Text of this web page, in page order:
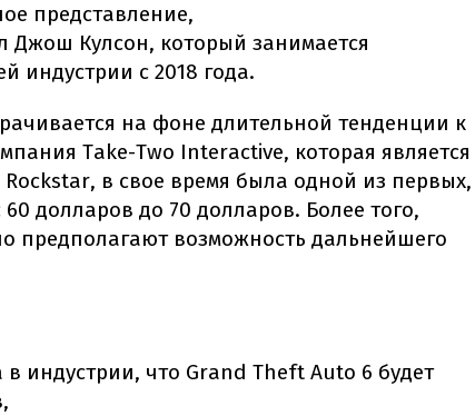
представление,
Джош Кулсон, который занимается
индустрии с 2018 года.
на фоне длительной тенденции к
Take-Two Interactive, которая является
Rockstar, в свое время была одной из первых,
долларов до 70 долларов. Более того,
предполагают возможность дальнейшего
индустрии, что Grand Theft Auto 6 будет